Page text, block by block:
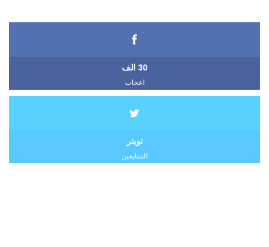
30 الف
اعجاب
تويتر
المتابعين